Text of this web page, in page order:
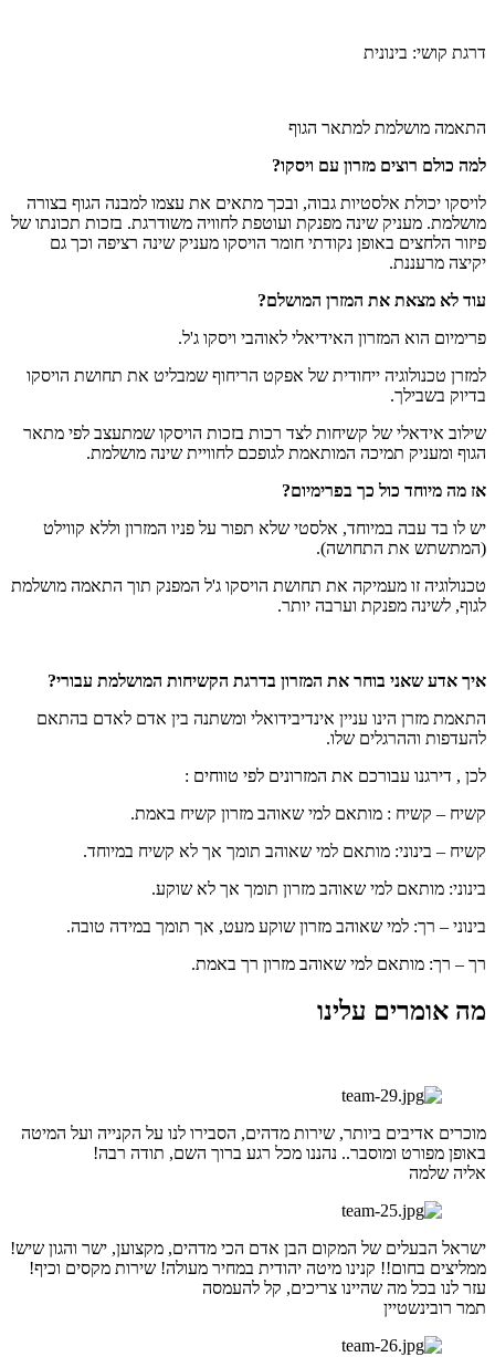
דרגת קושי: בינונית
התאמה מושלמת למתאר הגוף
למה כולם רוצים מזרון עם ויסקו?
לויסקו יכולת אלסטיות גבוה, ובכך מתאים את עצמו למבנה הגוף בצורה
מושלמת. מעניק שינה מפנקת ועוטפת לחוויה משודרגת. בזכות תכונתו של
פיזור הלחצים באופן נקודתי חומר הויסקו מעניק שינה רציפה וכך גם
יקיצה מרעננת.
עוד לא מצאת את המזרן המושלם?
פרימיום הוא המזרון האידיאלי לאוהבי ויסקו ג'ל.
למזרן טכנולוגיה ייחודית של אפקט הריחוף שמבליט את תחושת הויסקו
בדיוק בשבילך.
שילוב אידאלי של קשיחות לצד רכות בזכות הויסקו שמתעצב לפי מתאר
הגוף ומעניק תמיכה המותאמת לגופכם לחוויית שינה מושלמת.
אז מה מיוחד כול כך בפרימיום?
יש לו בד עבה במיוחד, אלסטי שלא תפור על פניו המזרון וללא קווילט
(המתשתש את התחושה).
טכנולוגיה זו מעמיקה את תחושת הויסקו ג'ל המפנק תוך התאמה מושלמת
לגוף, לשינה מפנקת וערבה יותר.
איך אדע שאני בוחר את המזרון בדרגת הקשיחות המושלמת עבורי?
התאמת מזרן הינו עניין אינדיבידואלי ומשתנה בין אדם לאדם בהתאם
להעדפות וההרגלים שלו.
לכן , דירגנו עבורכם את המזרונים לפי טווחים :
קשיח – קשיח : מותאם למי שאוהב מזרון קשיח באמת.
קשיח – בינוני: מותאם למי שאוהב תומך אך לא קשיח במיוחד.
בינוני: מותאם למי שאוהב מזרון תומך אך לא שוקע.
בינוני – רך: למי שאוהב מזרון שוקע מעט, אך תומך במידה טובה.
רך – רך: מותאם למי שאוהב מזרון רך באמת.
מה אומרים עלינו
מוכרים אדיבים ביותר, שירות מדהים, הסבירו לנו על הקנייה ועל המיטה
באופן מפורט ומוסבר.. נהננו מכל רגע ברוך השם, תודה רבה!
אליה שלמה
ישראל הבעלים של המקום הבן אדם הכי מדהים, מקצוען, ישר והגון שיש!
ממליצים בחום!! קנינו מיטה יהודית במחיר מעולה! שירות מקסים וכיף!
עזר לנו בכל מה שהיינו צריכים, קל להעמסה
תמר רובינשטיין